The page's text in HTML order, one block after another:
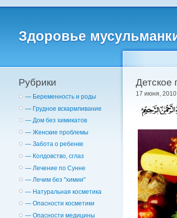
Здоровье
Рубрики
— Беременность и роды
— Грудное вскармливание
— Дом без химикатов
— Женские проблемы
— Забота о ребенке
— Колдовство, сглаз
— Лечение по Сунне
— Лечим без "химии"
— Натуральная косметика
— Опасности косметики
— Опасности медицины
Детское
17 июня,